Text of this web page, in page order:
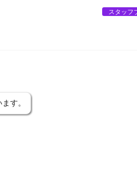
スタッフ
す。